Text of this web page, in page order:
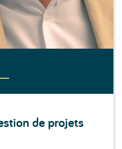
de projets